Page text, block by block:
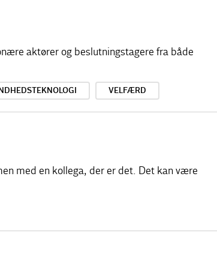
aktører og beslutningstagere fra både
VELFÆRD
med en kollega, der er det. Det kan være